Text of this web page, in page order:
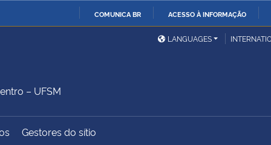
COMUNICA BR ACESSO À INFORMAÇÃO
Ministério da Defesa
Ministério das Relações
Exteriores
Ministério do
LANGUAGES
– UFSM
Gestores do sítio